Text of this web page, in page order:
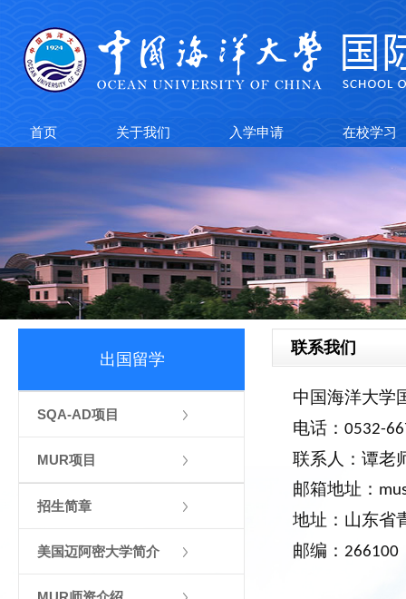
首页 关于我们 入学申请 在校学习
出国留学
SQA-AD项目
MUR项目
招生简章
美国迈阿密大学简介
联系我们
中国海洋大学
电话： 0532-
联系人：谭老
邮箱地址：
地址：山东省
邮编： 266100